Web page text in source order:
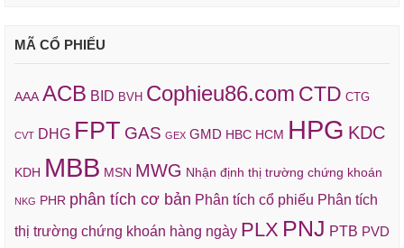
MÃ CỔ PHIẾU
AAA ACB BID BVH Cophieu86.com CTD CTG
CVT DHG FPT GAS GEX GMD HBC HCM HPG KDC
KDH MBB MSN MWG Nhận định thị trường chứng khoán
NKG PHR phân tích cơ bản Phân tích cổ phiếu Phân tích
thị trường chứng khoán hàng ngày PLX PNJ PTB PVD